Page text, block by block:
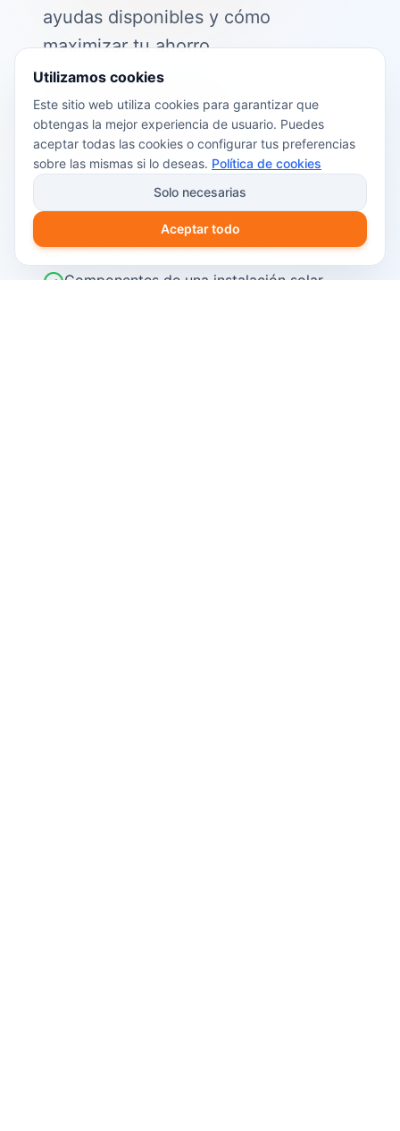
ayudas disponibles y cómo
maximizar tu ahorro.
📖 Contenido de la guía:
Cómo funciona el autoconsumo
fotovoltaico
Ayudas y subvenciones disponibles en
2026
Cálculo del retorno de inversión
Componentes de una instalación solar
Utilizamos cookies
Este sitio web utiliza cookies para garantizar que
obtengas la mejor experiencia de usuario. Puedes
aceptar todas las cookies o configurar tus preferencias
sobre las mismas si lo deseas. Política de cookies
Solo necesarias
Aceptar todo